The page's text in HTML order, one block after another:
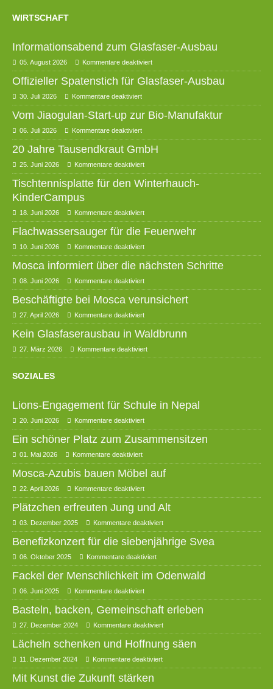
WIRTSCHAFT
Informationsabend zum Glasfaser-Ausbau
05. August 2026 Kommentare deaktiviert
Offizieller Spatenstich für Glasfaser-Ausbau
30. Juli 2026 Kommentare deaktiviert
Vom Jiaogulan-Start-up zur Bio-Manufaktur
06. Juli 2026 Kommentare deaktiviert
20 Jahre Tausendkraut GmbH
25. Juni 2026 Kommentare deaktiviert
Tischtennisplatte für den Winterhauch-
KinderCampus
18. Juni 2026 Kommentare deaktiviert
Flachwassersauger für die Feuerwehr
10. Juni 2026 Kommentare deaktiviert
Mosca informiert über die nächsten Schritte
08. Juni 2026 Kommentare deaktiviert
Beschäftigte bei Mosca verunsichert
27. April 2026 Kommentare deaktiviert
Kein Glasfaserausbau in Waldbrunn
27. März 2026 Kommentare deaktiviert
SOZIALES
Lions-Engagement für Schule in Nepal
20. Juni 2026 Kommentare deaktiviert
Ein schöner Platz zum Zusammensitzen
01. Mai 2026 Kommentare deaktiviert
Mosca-Azubis bauen Möbel auf
22. April 2026 Kommentare deaktiviert
Plätzchen erfreuten Jung und Alt
03. Dezember 2025 Kommentare deaktiviert
Benefizkonzert für die siebenjährige Svea
06. Oktober 2025 Kommentare deaktiviert
Fackel der Menschlichkeit im Odenwald
06. Juni 2025 Kommentare deaktiviert
Basteln, backen, Gemeinschaft erleben
27. Dezember 2024 Kommentare deaktiviert
Lächeln schenken und Hoffnung säen
11. Dezember 2024 Kommentare deaktiviert
Mit Kunst die Zukunft stärken